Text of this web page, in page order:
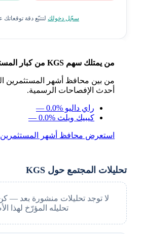
سجّل دخولكلتتبّع دقة توقعاتك
من يمتلك سهم KGS من كبار المستثمرين؟
من بين محافظ أشهر المستثمرين
أحدث الإفصاحات الرسمية.
راي داليو — 0.0%
كيبيك ويلث — 0.0%
استعرض محافظ أشهر المستثمرين
تحليلات المجتمع حول KGS
لا توجد تحليلات منشورة بعد —
تحليله المؤرّخ لهذا